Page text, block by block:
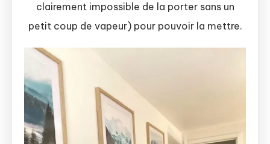
clairement impossible de la porter sans un
petit coup de vapeur) pour pouvoir la mettre.